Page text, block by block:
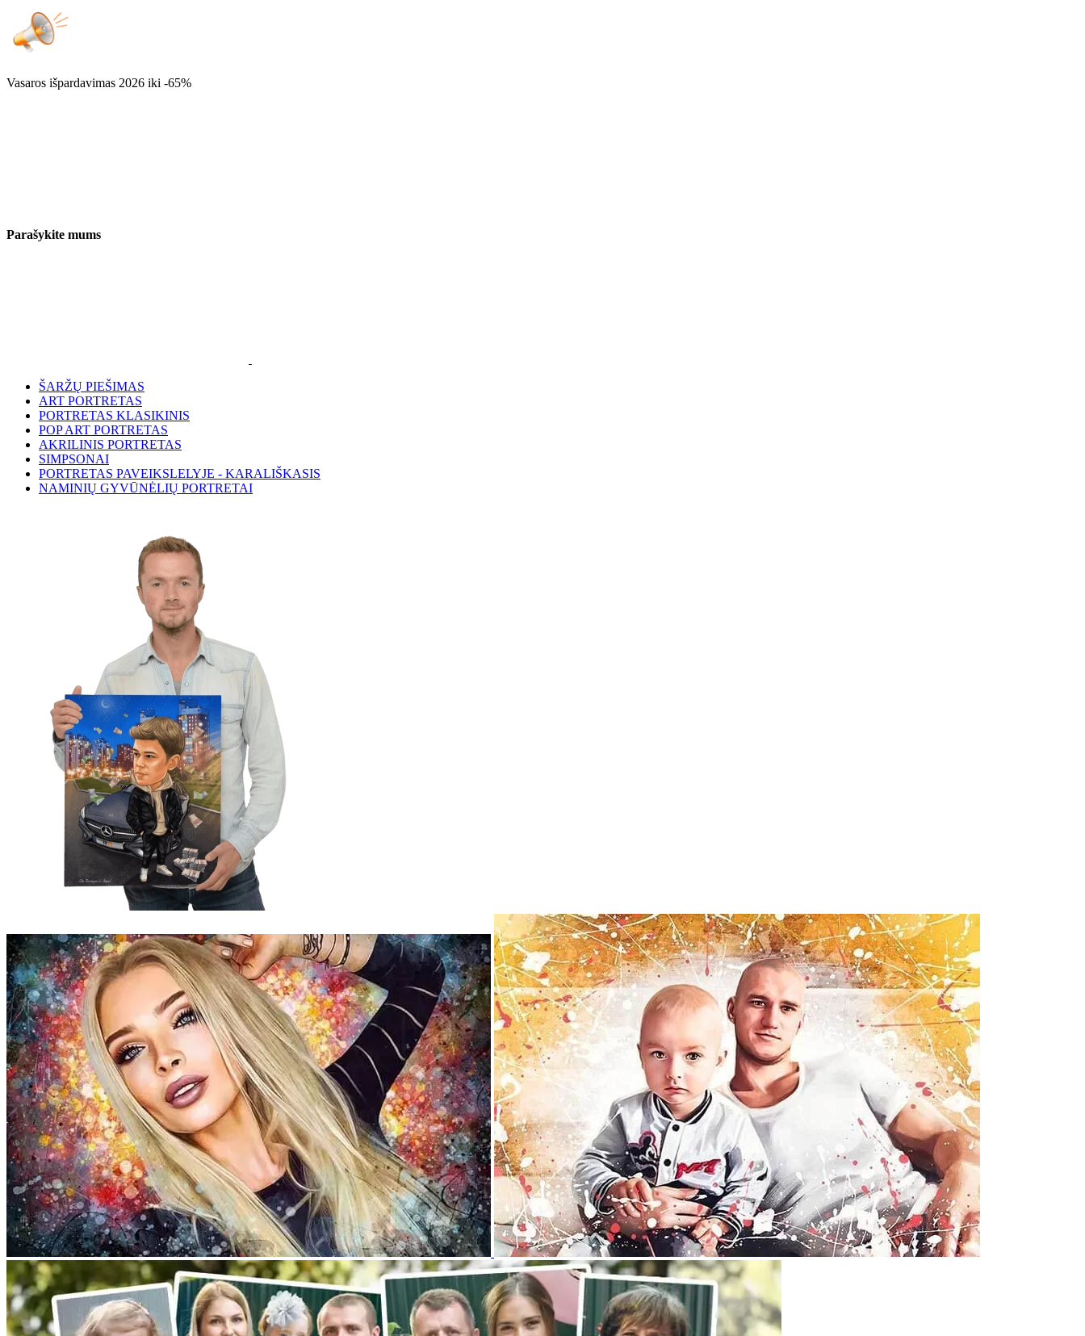
Vasaros išpardavimas 2026 iki -65%
Parašykite mums
ŠARŽŲ PIEŠIMAS
ART PORTRETAS
PORTRETAS KLASIKINIS
POP ART PORTRETAS
AKRILINIS PORTRETAS
SIMPSONAI
PORTRETAS PAVEIKSLELYJE - KARALIŠKASIS
NAMINIŲ GYVŪNĖLIŲ PORTRETAI